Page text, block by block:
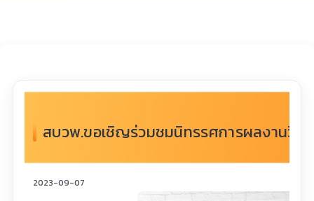
สบวพ.ขอเชิญร่วมชมนิทรรศการผลงานวิ
2023-09-07